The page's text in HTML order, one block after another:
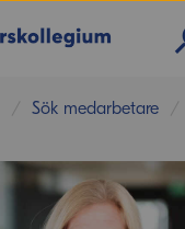
Sök medarbetare